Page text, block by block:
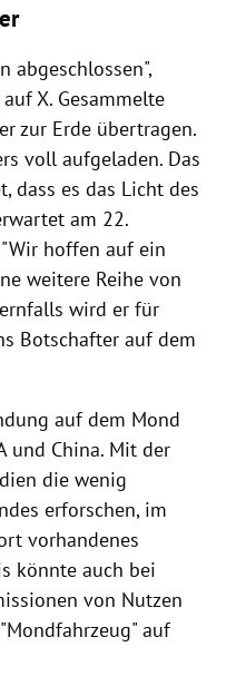
abgeschlossen",
X. Gesammelte
zur Erde übertragen.
voll aufgeladen. Das
dass es das Licht des
am 22.
hoffen auf ein
weitere Reihe von
wird er für
Botschafter auf dem
auf dem Mond
und China. Mit der
die wenig
erforschen, im
vorhandenes
könnte auch bei
von Nutzen
auf